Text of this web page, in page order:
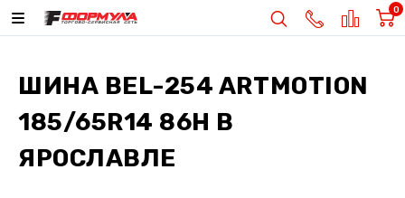
0
ШИНА BEL-254 ARTMOTION
185/65R14 86H В
ЯРОСЛАВЛЕ